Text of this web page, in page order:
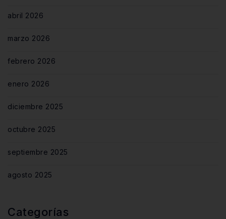
abril 2026
marzo 2026
febrero 2026
enero 2026
diciembre 2025
octubre 2025
septiembre 2025
agosto 2025
Categorías